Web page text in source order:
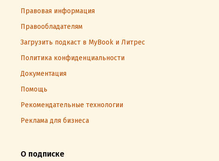
Правовая информация
Правообладателям
Загрузить подкаст в MyBook и Литрес
Политика конфиденциальности
Документация
Помощь
Рекомендательные технологии
Реклама для бизнеса
О подписке